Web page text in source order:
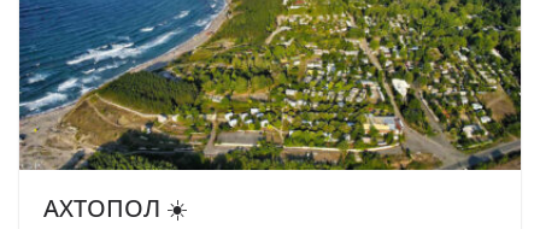
АХТОПОЛ ☀️